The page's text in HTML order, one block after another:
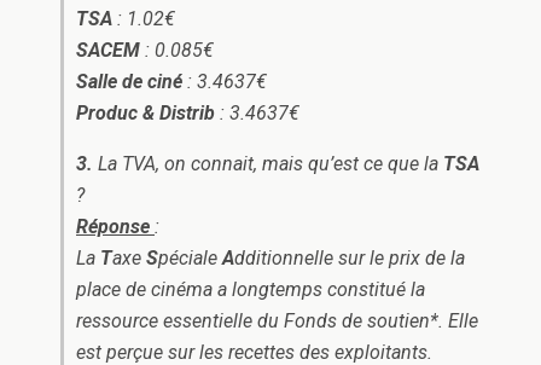
TSA : 1.02€
SACEM : 0.085€
Salle de ciné : 3.4637€
Produc & Distrib : 3.4637€
3. La TVA, on connait, mais qu’est ce que la TSA
?
Réponse :
La Taxe SpécialeAdditionnelle sur le prix de la
place de cinéma a longtemps constitué la
ressource essentielle du Fonds de soutien*. Elle
est perçue sur les recettes des exploitants.